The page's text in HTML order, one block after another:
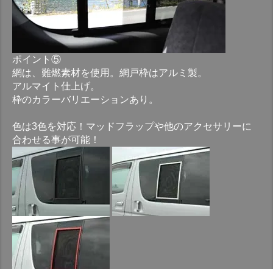
ポイント⑤
網は、難燃素材を使用。網戸枠はアルミ製。
アルマイト仕上げ。
枠のカラーバリエーションあり。
色は3色を対応！マッドフラップや他のアクセサリーに
合わせる事が可能！